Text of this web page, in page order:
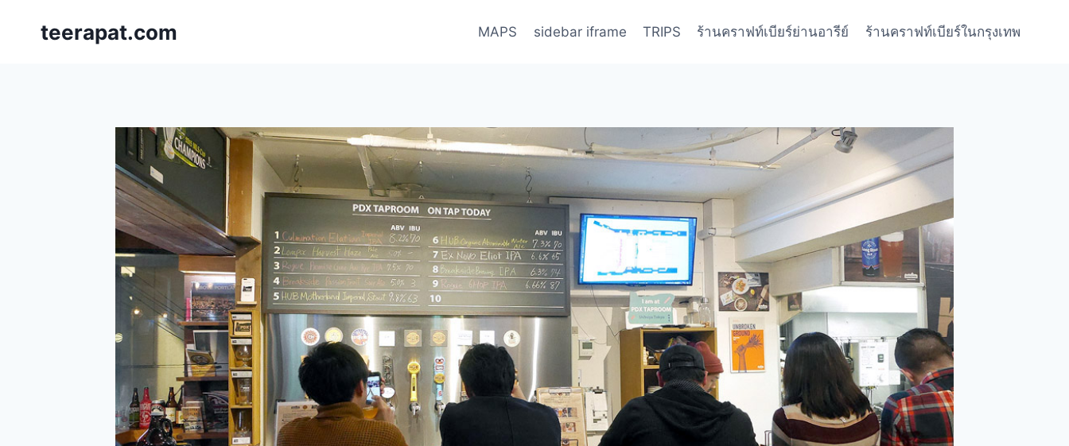
teerapat.com MAPS sidebar iframe TRIPS ร้านคราฟท์เบียร์ย่านอารีย์ ร้านคราฟท์เบียร์ในกรุงเทพ